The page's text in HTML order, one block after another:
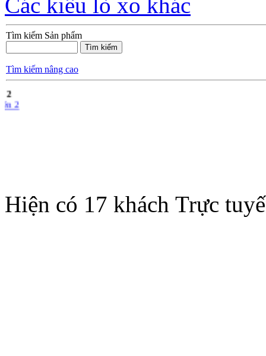
Tìm kiếm Sản phẩm
Tìm kiếm nâng cao
2
Hiện có 17 khách Trực